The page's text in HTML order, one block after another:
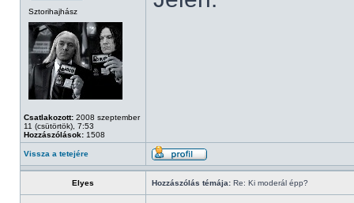
Sztorihajhász
Csatlakozott: 2008 szeptember
11 (csütörtök), 7:53
Hozzászólások: 1508
Vissza a tetejére
Elyes Hozzászólás témája: Re: Ki moderál épp?